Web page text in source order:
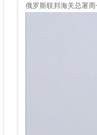
俄罗斯联邦海关总署